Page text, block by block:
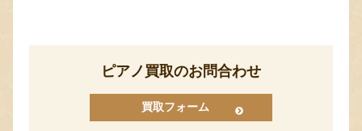
ピアノ買取のお問合わせ
買取フォーム